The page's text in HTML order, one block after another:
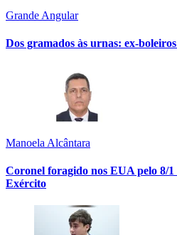
Grande Angular
Dos gramados às urnas: ex-
Manoela Alcântara
Coronel foragido nos EUA pelo 8/
Exército